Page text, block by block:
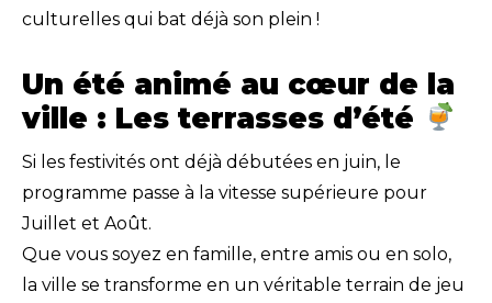
culturelles qui bat déjà son plein !
Un été animé au cœur de la
ville : Les terrasses d’été
Si les festivités ont déjà débutées en juin, le
programme passe à la vitesse supérieure pour
Juillet et Août.
Que vous soyez en famille, entre amis ou en solo,
la ville se transforme en un véritable terrain de jeu